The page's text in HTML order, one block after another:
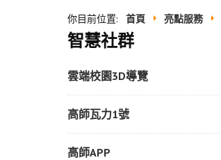
你目前位置: 首頁 亮點服務
智慧社群
雲端校園3D導覽
高師瓦力1號
高師APP